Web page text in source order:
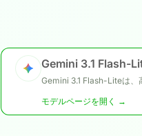
Gemini 3.1 Flash-
モデルページを開く →